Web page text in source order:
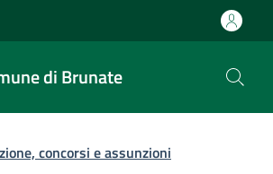
di Brunate
pane
concorsi e assunzioni